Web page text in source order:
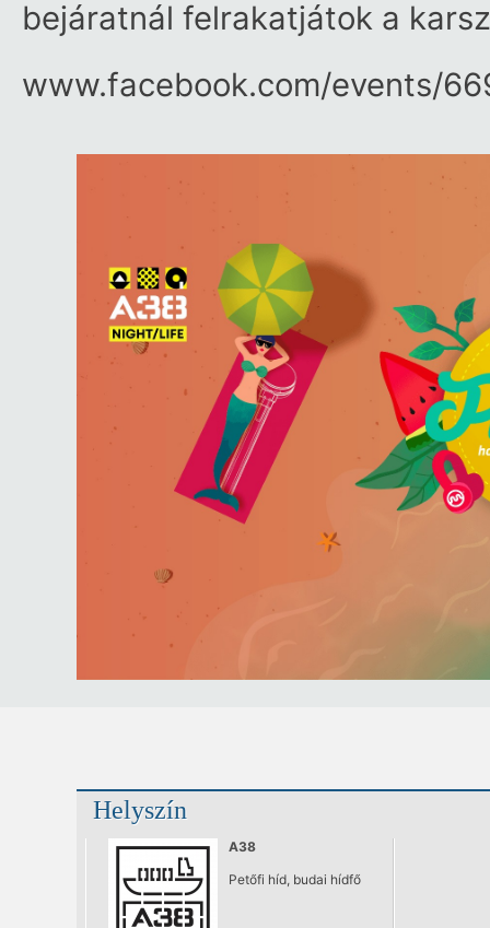
bejáratnál felrakatjátok a
www.facebook.com/​events/​
Helyszín
A38
Petőfi híd, budai hídfő